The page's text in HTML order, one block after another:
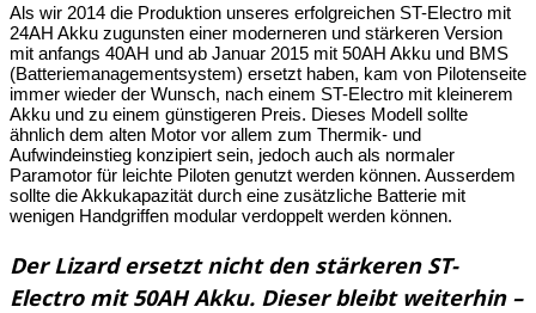
Als wir 2014 die Produktion unseres erfolgreichen ST-Electro mit
24AH Akku zugunsten einer moderneren und stärkeren Version
mit anfangs 40AH und ab Januar 2015 mit 50AH Akku und BMS
(Batteriemanagementsystem) ersetzt haben, kam von Pilotenseite
immer wieder der Wunsch, nach einem ST-Electro mit kleinerem
Akku und zu einem günstigeren Preis. Dieses Modell sollte
ähnlich dem alten Motor vor allem zum Thermik- und
Aufwindeinstieg konzipiert sein, jedoch auch als normaler
Paramotor für leichte Piloten genutzt werden können. Ausserdem
sollte die Akkukapazität durch eine zusätzliche Batterie mit
wenigen Handgriffen modular verdoppelt werden können.
Der Lizard ersetzt nicht den stärkeren ST-
Electro mit 50AH Akku. Dieser bleibt weiterhin –